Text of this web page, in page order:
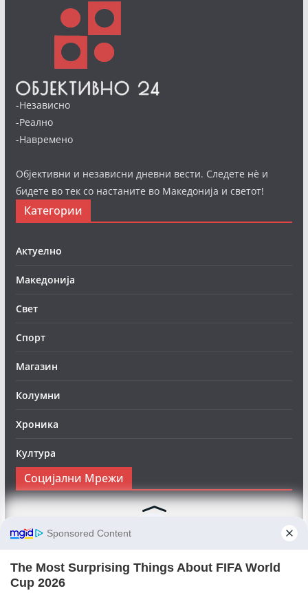
-Независно
-Реално
-Навремено
Објективни и независни дневни вести. Следете нè и
бидете во тек со настаните во Македонија и светот!
Категории
Актуелно
Македонија
Свет
Спорт
Магазин
Колумни
Хроника
Култура
Социјални Мрежи
Следете нè на Фејсбук за да сте во тек со најновите